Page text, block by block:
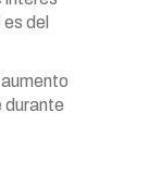
del
durante